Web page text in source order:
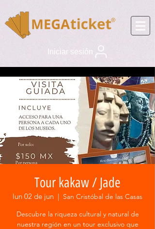
Iniciar sesión
Tour kakaw / Jade
lun 02 de jun
  |
San Cristóbal de las Casas
Descubre la riqueza cultural y natural de
nuestra región en un tour exclusivo que